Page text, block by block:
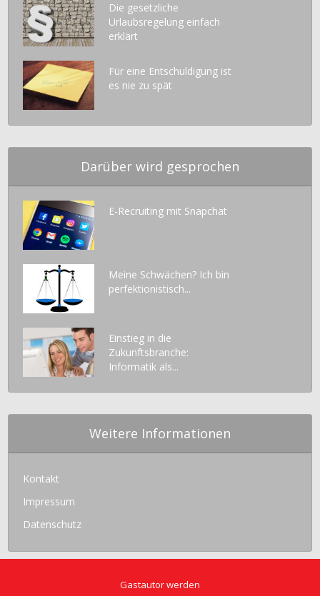
Die gesetzliche
Urlaubsregelung einfach
erklärt
Für eine Entschuldigung ist
es nie zu spät
Darüber wird gesprochen
E-Recruiting mit Snapchat
Meine Schwächen? Ich bin
perfektionistisch...
Einstieg in die
Zukunftsbranche:
Informatik als...
Weitere Informationen
Kontakt
Impressum
Datenschutz
Gastautor werden